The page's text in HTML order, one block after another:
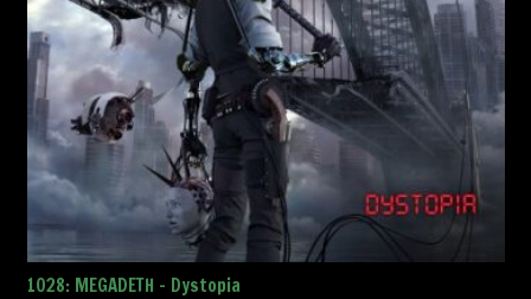
1028: MEGADETH – Dystopia